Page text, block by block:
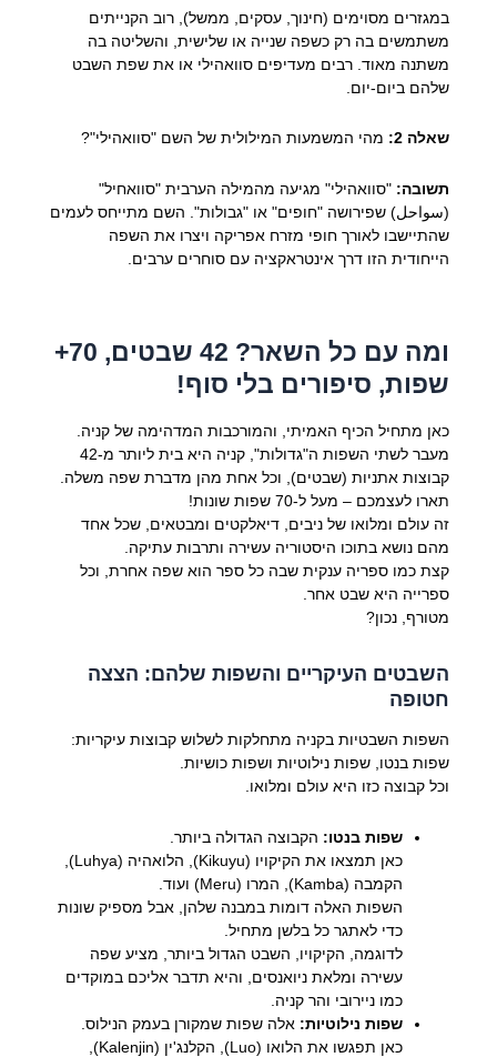
במגזרים מסוימים (חינוך, עסקים, ממשל), רוב הקנייתים
משתמשים בה רק כשפה שנייה או שלישית, והשליטה בה
משתנה מאוד. רבים מעדיפים סוואהילי או את שפת השבט
שלהם ביום-יום.
שאלה 2: מהי המשמעות המילולית של השם "סוואהילי"?
תשובה: "סוואהילי" מגיעה מהמילה הערבית "סוואחיל"
(سواحل) שפירושה "חופים" או "גבולות". השם מתייחס לעמים
שהתיישבו לאורך חופי מזרח אפריקה ויצרו את השפה
הייחודית הזו דרך אינטראקציה עם סוחרים ערבים.
ומה עם כל השאר? 42 שבטים, 70+
שפות, סיפורים בלי סוף!
כאן מתחיל הכיף האמיתי, והמורכבות המדהימה של קניה.
מעבר לשתי השפות ה"גדולות", קניה היא בית ליותר מ-42
קבוצות אתניות (שבטים), וכל אחת מהן מדברת שפה משלה.
תארו לעצמכם – מעל ל-70 שפות שונות!
זה עולם ומלואו של ניבים, דיאלקטים ומבטאים, שכל אחד
מהם נושא בתוכו היסטוריה עשירה ותרבות עתיקה.
קצת כמו ספריה ענקית שבה כל ספר הוא שפה אחרת, וכל
ספרייה היא שבט אחר.
מטורף, נכון?
השבטים העיקריים והשפות שלהם: הצצה
חטופה
השפות השבטיות בקניה מתחלקות לשלוש קבוצות עיקריות:
שפות בנטו, שפות נילוטיות ושפות כושיות.
וכל קבוצה כזו היא עולם ומלואו.
שפות בנטו: הקבוצה הגדולה ביותר.
כאן תמצאו את הקיקויו (Kikuyu), הלואהיה (Luhya),
הקמבה (Kamba), המרו (Meru) ועוד.
השפות האלה דומות במבנה שלהן, אבל מספיק שונות
כדי לאתגר כל בלשן מתחיל.
לדוגמה, הקיקויו, השבט הגדול ביותר, מציע שפה
עשירה ומלאת ניואנסים, והיא תדבר אליכם במוקדים
כמו ניירובי והר קניה.
שפות נילוטיות: אלה שפות שמקורן בעמק הנילוס.
כאן תפגשו את הלואו (Luo), הקלנג'ין (Kalenjin),